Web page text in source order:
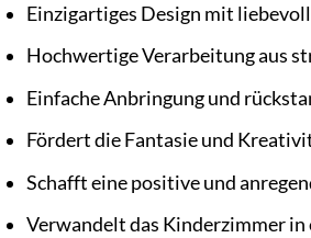
Einzigartiges Design mit
Hochwertige Verarbeitung aus
Einfache Anbringung und
Fördert die Fantasie und
Schafft eine positive und
Verwandelt das Kinderzimmer